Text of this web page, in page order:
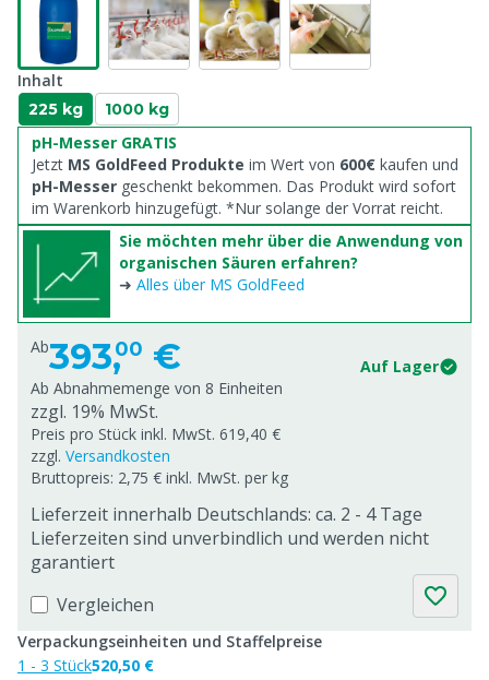
Inhalt
225 kg 1000 kg
pH-Messer GRATIS
Jetzt MS GoldFeed Produkte im Wert von 600€ kaufen und
pH-Messer geschenkt bekommen. Das Produkt wird sofort
im Warenkorb hinzugefügt. *Nur solange der Vorrat reicht.
Sie möchten mehr über die Anwendung von
organischen Säuren erfahren?
➜ Alles über MS GoldFeed
Ab393,00 €
Auf Lager
Ab Abnahmemenge von 8 Einheiten
zzgl. 19% MwSt.
Preis pro Stück inkl. MwSt. 619,40 €
zzgl. Versandkosten
Bruttopreis: 2,75 € inkl. MwSt. per kg
Lieferzeit innerhalb Deutschlands: ca. 2 - 4 Tage
Lieferzeiten sind unverbindlich und werden nicht
garantiert
Vergleichen
Verpackungseinheiten und Staffelpreise
1 - 3 Stück520,50 €